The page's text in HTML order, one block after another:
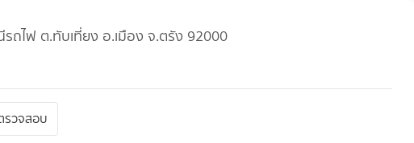
ถไฟ ต.ทับเที่ยง อ.เมือง จ.ตรัง 92000
รวจสอบ